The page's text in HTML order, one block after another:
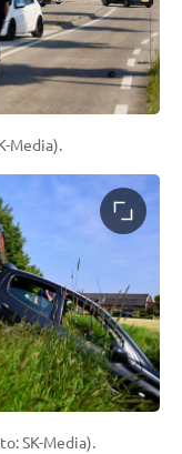
Media).
SK-Media).